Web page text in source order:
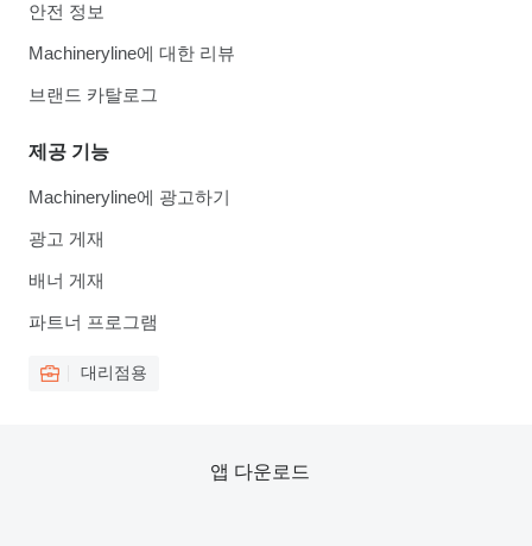
안전 정보
Machineryline에 대한 리뷰
브랜드 카탈로그
제공 기능
Machineryline에 광고하기
광고 게재
배너 게재
파트너 프로그램
대리점용
앱 다운로드